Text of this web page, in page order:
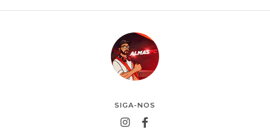
SIGA-NOS